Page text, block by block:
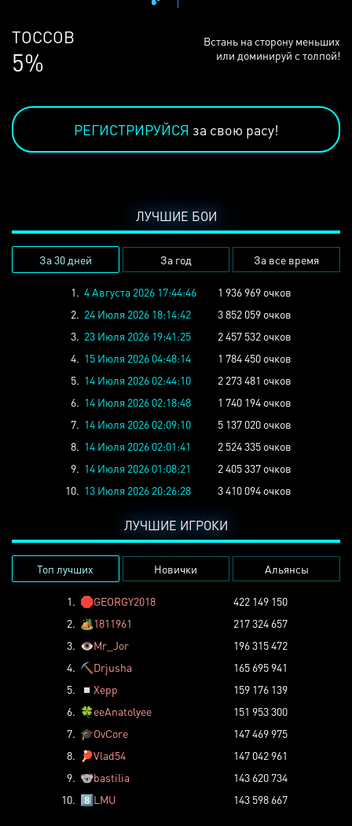
ЛЮДЕЙ
68%
Встань на сторону меньших
или доминируй с толпой!
РЕГИСТРИРУЙСЯ за свою расу!
ЛУЧШИЕ БОИ
За 30 дней За год За все время
1. 4 Августа 2026 17:44:46
1 936 969 очков
2. 24 Июля 2026 18:14:42
3 852 059 очков
3. 23 Июля 2026 19:41:25
2 457 532 очков
4. 15 Июля 2026 04:48:14
1 784 450 очков
5. 14 Июля 2026 02:44:10
2 273 481 очков
6. 14 Июля 2026 02:18:48
1 740 194 очков
7. 14 Июля 2026 02:09:10
5 137 020 очков
8. 14 Июля 2026 02:01:41
2 524 335 очков
9. 14 Июля 2026 01:08:21
2 405 337 очков
10. 13 Июля 2026 20:26:28 3 410 094 очков
ЛУЧШИЕ ИГРОКИ
Топ лучших Новички Альянсы
1. 🛑GEORGY2018
422 149 150
2. 🏕️1811961
217 324 657
3. 👁️Mr_Jor
196 315 472
4. ⛏️ Drjusha
165 695 941
5.
◽ Xepp
159 176 139
6. 🍀eeAnatolyee
151 953 300
7. 🎓OvCore
147 469 975
8.
🏓Vlad54
147 042 961
9. 🐨bastilia
143 620 734
10. 8️⃣LMU 143 598 667